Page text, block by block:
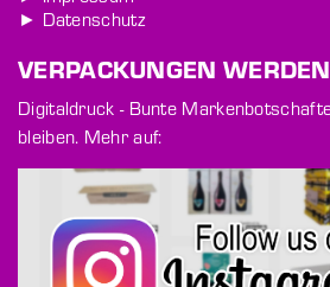
► Datenschutz
VERPACKUNGEN
Digitaldruck - Bunte
bleiben. Mehr auf: